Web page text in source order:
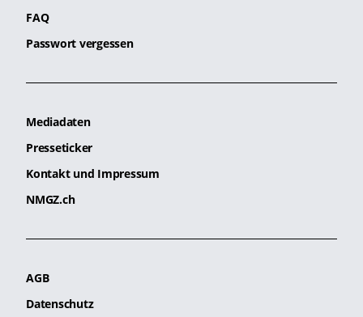
FAQ
Passwort vergessen
Mediadaten
Presseticker
Kontakt und Impressum
NMGZ.ch
AGB
Datenschutz